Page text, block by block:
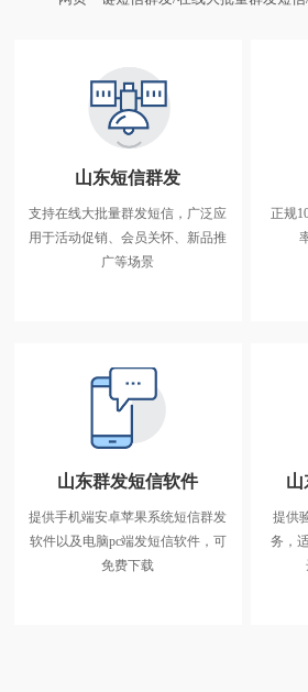
山东短信群发
支持在线大批量群发短信，广泛应
用于活动促销、会员关怀、新品推
广等场景
正规
山东群发短信软件
提供手机端安卓苹果系统短信群发
软件以及电脑pc端发短信软件，可
免费下载
山
提供手
山
提供
务，